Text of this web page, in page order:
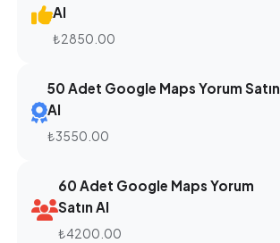
Al
₺2850.00
50 Adet Google Maps Yorum Satın
Al
₺3550.00
60 Adet Google Maps Yorum
Satın Al
₺4200.00